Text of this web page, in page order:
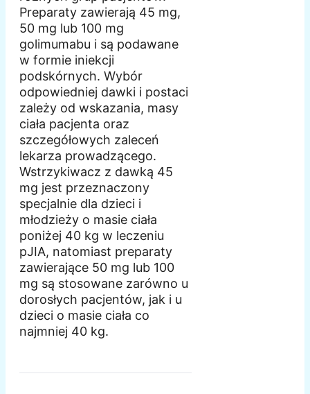
Preparaty zawierają 45 mg,
50 mg lub 100 mg
golimumabu i są podawane
w formie iniekcji
podskórnych. Wybór
odpowiedniej dawki i postaci
zależy od wskazania, masy
ciała pacjenta oraz
szczegółowych zaleceń
lekarza prowadzącego.
Wstrzykiwacz z dawką 45
mg jest przeznaczony
specjalnie dla dzieci i
młodzieży o masie ciała
poniżej 40 kg w leczeniu
pJIA, natomiast preparaty
zawierające 50 mg lub 100
mg są stosowane zarówno u
dorosłych pacjentów, jak i u
dzieci o masie ciała co
najmniej 40 kg.